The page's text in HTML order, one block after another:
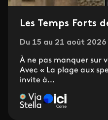
Les Temps Forts
Du 15 au 21 août
À ne pas manquer sur
Avec « La plage aux
invite à...